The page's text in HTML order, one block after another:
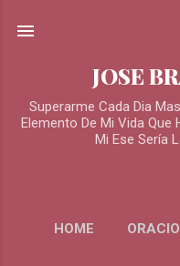
JOSE
Superarme Cada Dia
Elemento De Mi Vida Que
Mi Ese Sería
HOME